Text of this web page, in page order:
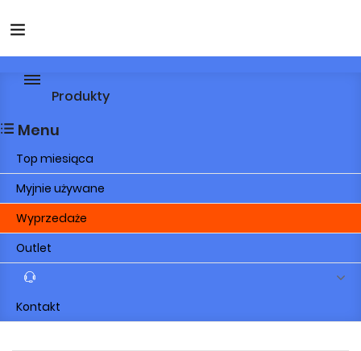
Produkty
Menu
Top miesiąca
Myjnie używane
Wyprzedaże
Outlet
Kontakt